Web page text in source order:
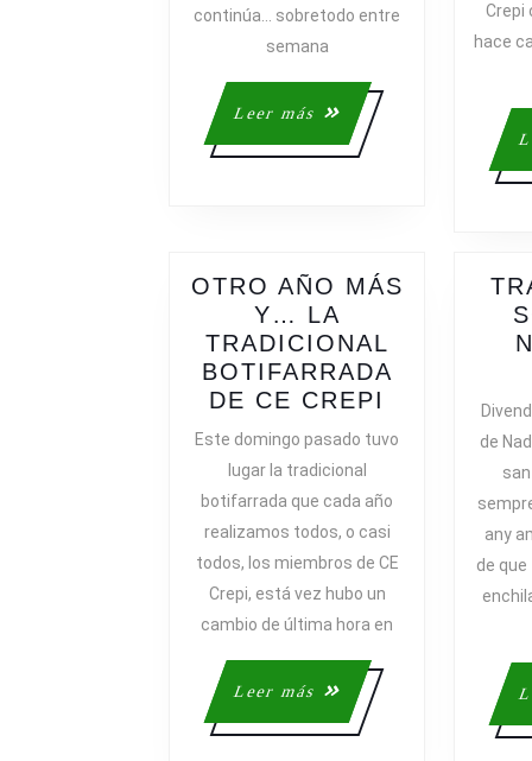
continúa… sobretodo entre
semana
Leer más
Leer
más
Crepi
hace
OTRO AÑO MÁS
Y… LA
TRADICIONAL
BOTIFARRADA
DE CE CREPI
LA
DE
CE
Este domingo pasado tuvo
lugar la tradicional
botifarrada que cada año
realizamos todos, o casi
todos, los miembros de CE
Crepi, está vez hubo un
cambio de última hora en
Leer más
Leer
más
de
any
de